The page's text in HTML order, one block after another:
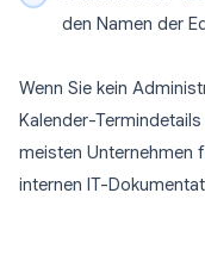
den Namen der
Wenn Sie kein
Kalender-
meisten Unternehmen
internen IT-